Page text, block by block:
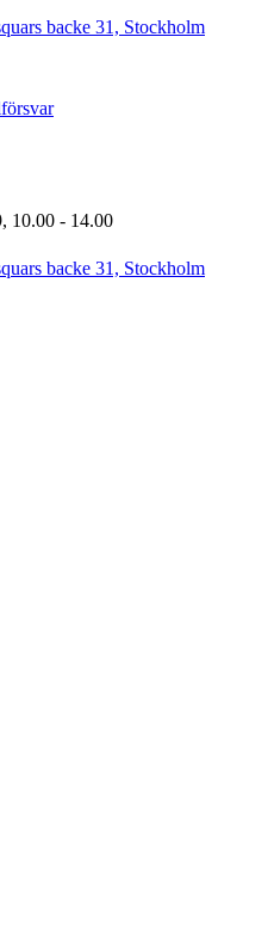
backe 31, Stockholm
10.00 - 14.00
backe 31, Stockholm